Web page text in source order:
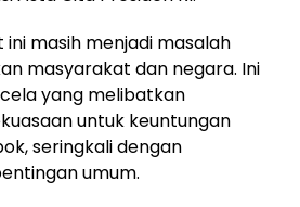
ini masih menjadi masalah
masyarakat dan negara. Ini
yang melibatkan
untuk keuntungan
seringkali dengan
umum.